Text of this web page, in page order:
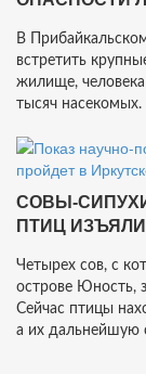
В
встретить
жилище,
тысяч насекомых.
СОВЫ-
ПТИЦ
Четырех сов, с
острове Юность,
Сейчас птицы
а их дальнейшую